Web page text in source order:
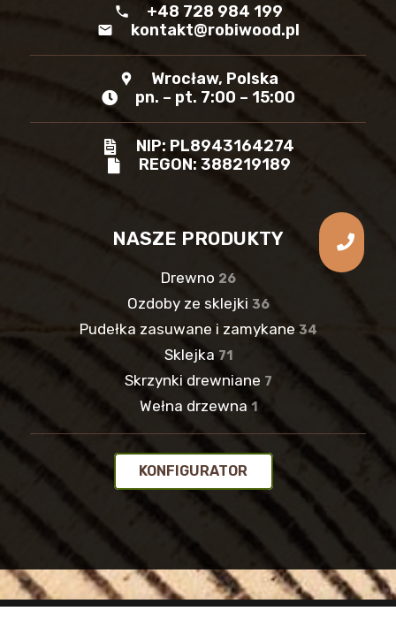
phone +48 728 984 199
mail kontakt@robiwood.pl
location_pin
Wrocław, Polska
pn. – pt. 7:00 – 15:00
NIP: PL8943164274
REGON: 388219189
NASZE PRODUKTY
Drewno 26
Ozdoby ze sklejki 36
Pudełka zasuwane i zamykane 34
Sklejka 71
Skrzynki drewniane 7
Wełna drzewna 1
KONFIGURATOR